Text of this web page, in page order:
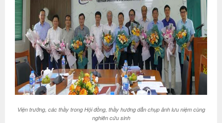
Viện trưởng, các thầy trong Hội đồng, thầy hướng dẫn chụp ảnh lưu niệm cùng
nghiên cứu sinh